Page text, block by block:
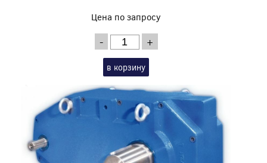
Цена по запросу
- +
в корзину